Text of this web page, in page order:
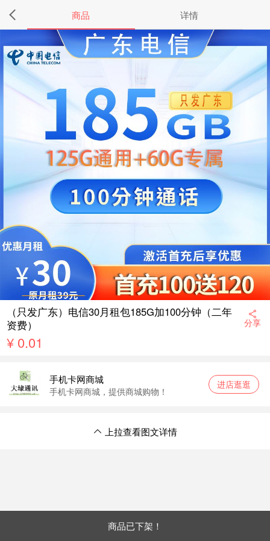
商品 详情
（只发广东）电信30月租包185G加100分钟（二年
资费）
分享
¥ 0.01
商品已下架！
手机卡网商城
手机卡网商城，提供商城购物！
进店逛逛
上拉查看图文详情